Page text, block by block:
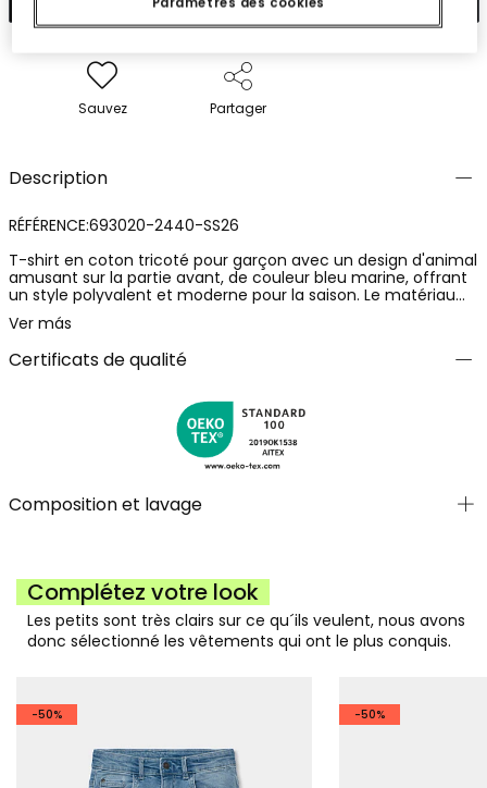
Sauvez Partager
Description
RÉFÉRENCE:693020-2440-SS26
T-shirt en coton tricoté pour garçon avec un design d'animal
amusant sur la partie avant, de couleur bleu marine, offrant
un style polyvalent et moderne pour la saison. Le matériau
est doux et confortable, idéal pour un usage quotidien.
Disponible en tailles allant de 12 mois à 14 ans, assurant un
ajustement parfait au fur et à mesure de sa croissance. Avec
un col rond, ce t-shirt se combine facilement avec des
à la mode pour toute occasion.
Ver más
Certificats de qualité
Composition et lavage
Complétez votre look
Les petits sont très clairs sur ce qu´ils veulent, nous avons
donc sélectionné les vêtements qui ont le plus conquis.
-50% -50%